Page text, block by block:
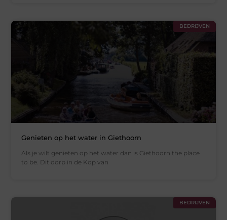
BEDRIJVEN
Genieten op het water in Giethoorn
Als je wilt genieten op het water dan is Giethoorn the place
to be. Dit dorp in de Kop van
BEDRIJVEN